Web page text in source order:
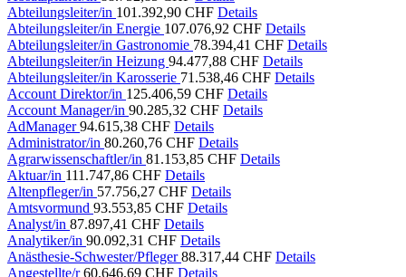
Abteilungsleiter/in 101.392,90 CHF Details
Abteilungsleiter/in Energie 107.076,92 CHF Details
Abteilungsleiter/in Gastronomie 78.394,41 CHF Details
Abteilungsleiter/in Heizung 94.477,88 CHF Details
Abteilungsleiter/in Karosserie 71.538,46 CHF Details
Account Direktor/in 125.406,59 CHF Details
Account Manager/in 90.285,32 CHF Details
AdManager94.615,38 CHF Details
Administrator/in 80.260,76 CHF Details
Agrarwissenschaftler/in 81.153,85 CHF Details
Aktuar/in 111.747,86 CHF Details
Altenpfleger/in 57.756,27 CHF Details
Amtsvormund 93.553,85 CHF Details
Analyst/in 87.897,41 CHF Details
Analytiker/in 90.092,31 CHF Details
Anästhesie-Schwester/Pfleger88.317,44 CHF Details
Angestellte/r60.646,69 CHF Details